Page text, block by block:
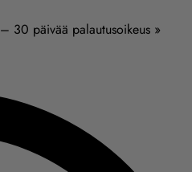
30 päivää palautusoikeus »